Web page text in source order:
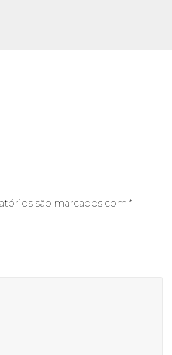
são marcados com *